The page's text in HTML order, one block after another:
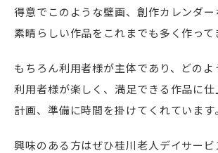
得意でこのような壁画、創作カレンダー
素晴らしい作品をこれまでも多く作って
もちろん利用者様が主体であり、どのよ
利用者様が楽しく、満足できる作品に
計画、準備に時間を掛けてくれています。
興味のある方はぜひ桂川老人デイサー